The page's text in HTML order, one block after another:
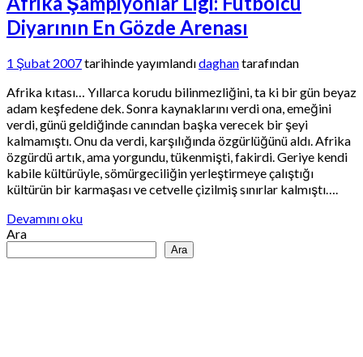
Diyarının En Gözde Arenası
1 Şubat 2007tarihinde yayımlandıdaghantarafından
Afrika kıtası… Yıllarca korudu bilinmezliğini, ta ki bir gün beyaz
adam keşfedene dek. Sonra kaynaklarını verdi ona, emeğini
verdi, günü geldiğinde canından başka verecek bir şeyi
kalmamıştı. Onu da verdi, karşılığında özgürlüğünü aldı. Afrika
özgürdü artık, ama yorgundu, tükenmişti, fakirdi. Geriye kendi
kabile kültürüyle, sömürgeciliğin yerleştirmeye çalıştığı
kültürün bir karmaşası ve cetvelle çizilmiş sınırlar kalmıştı….
Devamını oku
Ara
Ara